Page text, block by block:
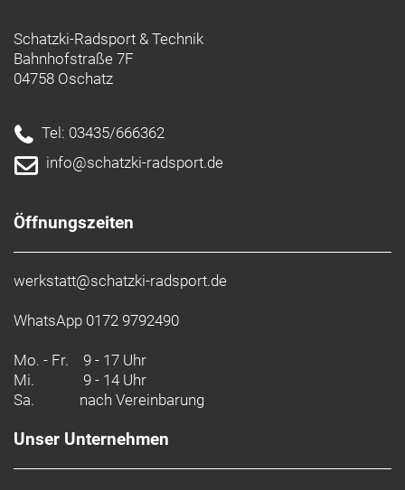
Schatzki-Radsport & Technik
Bahnhofstraße 7F
04758 Oschatz
Tel: 03435/666362
info@schatzki-radsport.de
Öffnungszeiten
werkstatt@schatzki-radsport.de
WhatsApp 0172 9792490
Mo. - Fr. 9 - 17 Uhr
Mi.
9 - 14 Uhr
Sa.
nach Vereinbarung
Unser Unternehmen